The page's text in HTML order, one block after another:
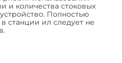
и количества стоковых
Полностью
станции ил следует не